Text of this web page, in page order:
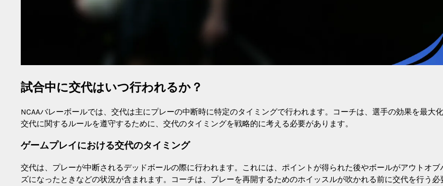
試合中に交代はいつ行われるか？
NCAAバレーボールでは、交代は主にプレーの中断時に特定のタイミングで行われます。コーチは、選手の効果を最大
交代に関するルールを遵守するために、交代のタイミングを戦略的に考える必要があります。
ゲームプレイにおける交代のタイミング
交代は、プレーが中断されるデッドボールの際に行われます。これには、ポイントが得られた後やボールがアウトオブ
ズになったときなどの状況が含まれます。コーチは、プレーを再開するためのホイッスルが吹かれる前に交代を行う必